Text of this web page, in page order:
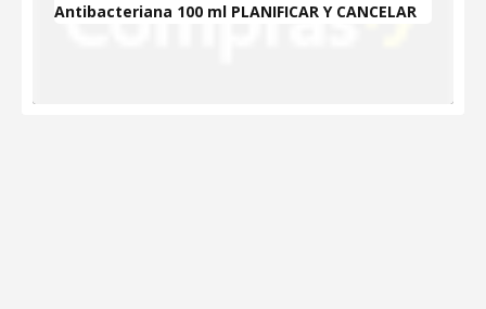
Antibacteriana 100 ml PLANIFICAR Y CANCELAR